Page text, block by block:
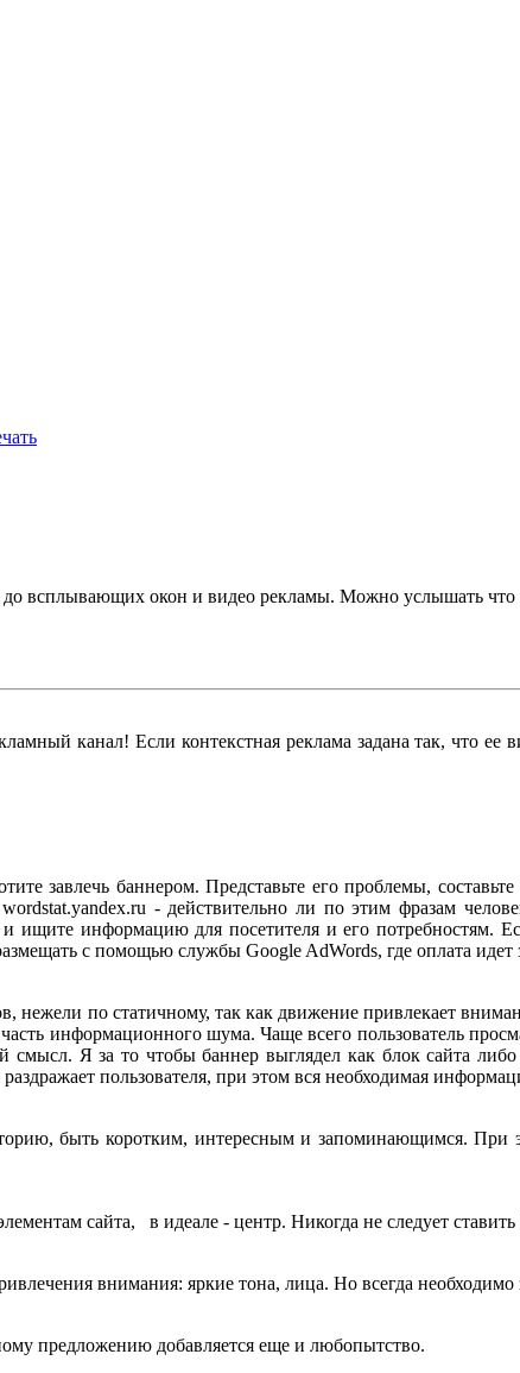
до всплывающих окон и видео рекламы. Можно услышать
канал! Если контекстная реклама задана так, что ее
завлечь баннером. Представьте его проблемы,
- действительно ли по этим фразам
и ищите информацию для посетителя и его
с помощью службы Google AdWords, где оплата идет
нежели по статичному, так как движение привлекает
информационного шума. Чаще всего пользователь
Я за то чтобы баннер выглядел как блок сайта
пользователя, при этом вся необходимая
быть коротким, интересным и запоминающимся. При
сайта, в идеале - центр. Никогда не следует ставить
внимания: яркие тона, лица. Но всегда необходимо
предложению добавляется еще и любопытство.